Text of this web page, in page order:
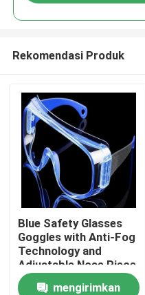
Rumah
Produk
Tentang kami
Rekomendasi Produk
Blue Safety Glasses
Goggles with Anti-Fog
Technology and
Adjustable Nose Piece
mengirimkan